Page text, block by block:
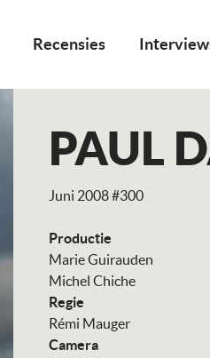
Recensies
PAUL
Juni 2008 #300
Productie
Marie Guirauden
Michel Chiche
Regie
Rémi Mauger
Camera